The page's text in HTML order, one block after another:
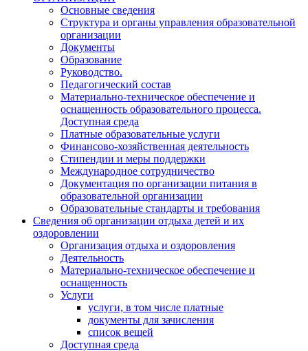
Основные сведения
Структура и органы управления образовательной
организации
Документы
Образование
Руководство.
Педагогический состав
Материально-техническое обеспечение и
оснащенность образовательного процесса.
Доступная среда
Платные образовательные услуги
Финансово-хозяйственная деятельность
Стипендии и меры поддержки
Международное сотрудничество
Документация по организации питания в
образовательной организации
Образовательные стандарты и требования
Сведения об организации отдыха детей и их
оздоровлении
Организация отдыха и оздоровления
Деятельность
Материально-техническое обеспечение и
оснащенность
Услуги
услуги, в том числе платные
документы для зачисления
список вещей
Доступная среда